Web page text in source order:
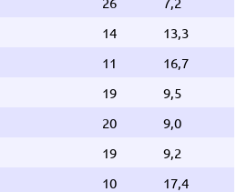
14
13,3
11
16,7
19
9,5
20
9,0
19
9,2
10
17,4